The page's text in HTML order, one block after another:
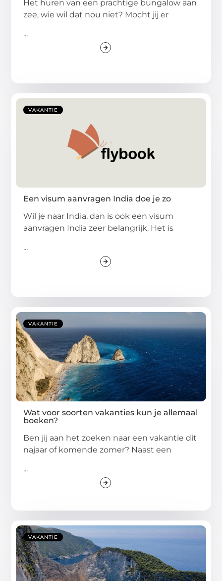
Het huren van een prachtige bungalow aan
zee, wie wil dat nou niet? Mocht jij er
...
VAKANTIE
Een visum aanvragen India doe je zo
Wil je naar India, dan is ook een visum
aanvragen India zeer belangrijk. Het is
...
VAKANTIE
Wat voor soorten vakanties kun je allemaal
boeken?
Ben jij aan het zoeken naar een vakantie dit
najaar of komende zomer? Naast een
...
VAKANTIE